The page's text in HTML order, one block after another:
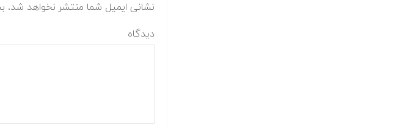
نشانی ایمیل شما منتشر نخواهد شد.
دیدگاه